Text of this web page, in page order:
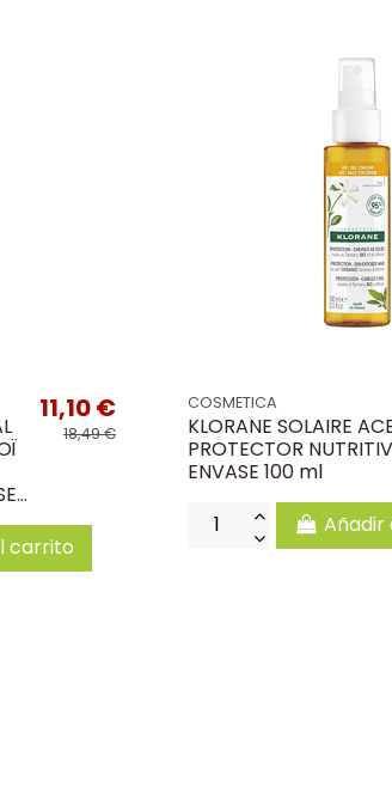
11,10 €
18,49 €
carrito
COSMETICA
KLORANE SOLAIRE
PROTECTOR
ENVASE 100 ml
Añadir